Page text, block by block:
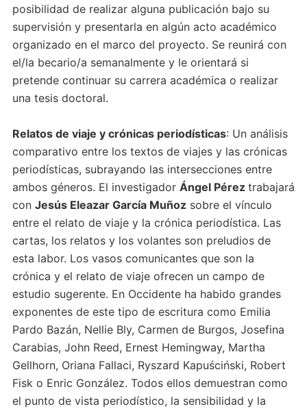
posibilidad de realizar alguna publicación bajo su
supervisión y presentarla en algún acto académico
organizado en el marco del proyecto. Se reunirá con
el/la becario/a semanalmente y le orientará si
pretende continuar su carrera académica o realizar
una tesis doctoral.
Relatos de viaje y crónicas periodísticas: Un análisis
comparativo entre los textos de viajes y las crónicas
periodísticas, subrayando las intersecciones entre
ambos géneros. El investigador Ángel Pérez trabajará
con Jesús Eleazar García Muñozsobre el vínculo
entre el relato de viaje y la crónica periodística. Las
cartas, los relatos y los volantes son preludios de
esta labor. Los vasos comunicantes que son la
crónica y el relato de viaje ofrecen un campo de
estudio sugerente. En Occidente ha habido grandes
exponentes de este tipo de escritura como Emilia
Pardo Bazán, Nellie Bly, Carmen de Burgos, Josefina
Carabias, John Reed, Ernest Hemingway, Martha
Gellhorn, Oriana Fallaci, Ryszard Kapuściński, Robert
Fisk o Enric González. Todos ellos demuestran como
el punto de vista periodístico, la sensibilidad y la